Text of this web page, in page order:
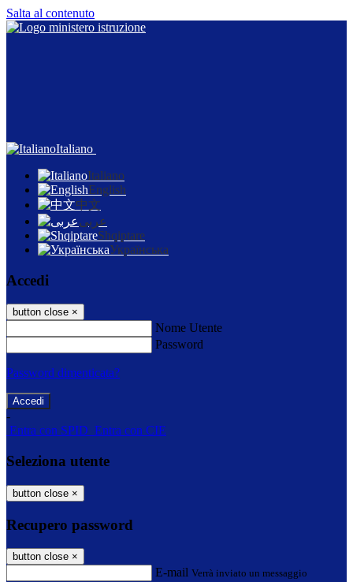
Salta al contenuto
Italiano
Italiano
English
中文
عربى
Shqiptare
Українська
Accedi
button close ×
Nome Utente
Password
Password dimenticata?
-
Entra con SPID Entra con CIE
Seleziona utente
button close ×
Recupero password
button close ×
E-mail Verrà inviato un messaggio